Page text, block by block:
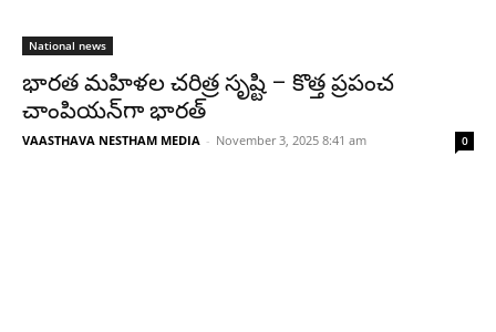
National news
భారత మహిళల చరిత్ర సృష్టి – కొత్త ప్రపంచ
చాంపియన్‌గా భారత్
VAASTHAVA NESTHAM MEDIA - November 3, 2025 8:41 am 0